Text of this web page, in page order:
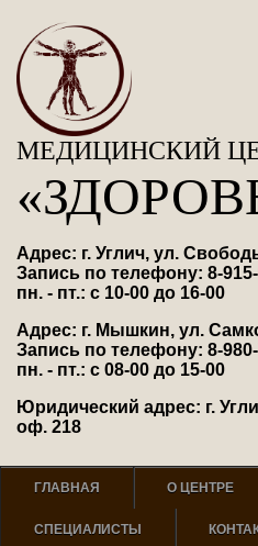
МЕДИЦИНСКИЙ
Адрес: г. Углич, ул.
Запись по телефону: 8-
пн. - пт.: с 10-00 до 16-00
Адрес: г. Мышкин, ул.
Запись по телефону: 8-
пн. - пт.: с 08-00 до 15-00
Юридический адрес: г.
оф. 218
ГЛАВНАЯ О ЦЕНТРЕ
СПЕЦИАЛИСТЫ